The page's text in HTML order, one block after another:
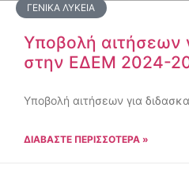
ΓΕΝΙΚΆ ΛΎΚΕΙΑ
Υποβολή αιτήσεων
στην ΕΔΕΜ 2024-
Υποβολή αιτήσεων για
ΔΙΑΒΑΣΤΕ ΠΕΡΙΣΣΟΤΕΡΑ »